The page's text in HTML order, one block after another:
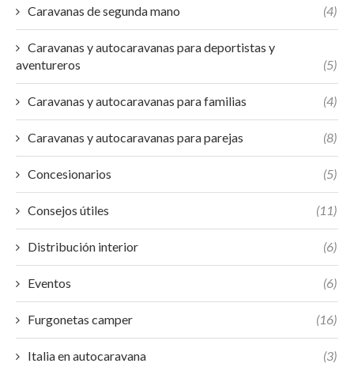
Caravanas de segunda mano (4)
Caravanas y autocaravanas para deportistas y
aventureros
(5)
Caravanas y autocaravanas para familias (4)
Caravanas y autocaravanas para parejas (8)
Concesionarios (5)
Consejos útiles (11)
Distribución interior (6)
Eventos (6)
Furgonetas camper (16)
Italia en autocaravana (3)